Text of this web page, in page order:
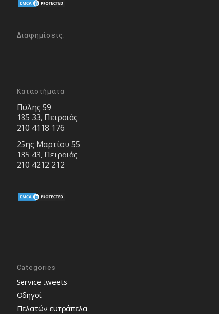
Διαφημίσεις:
Καταστήματα
Πύλης 59
185 33, Πειραιάς
210 4118 176
25ης Μαρτίου 55
185 43, Πειραιάς
210 4212 212
Categories
Service tweets
Οδηγοί
Πελατών ευτράπελα